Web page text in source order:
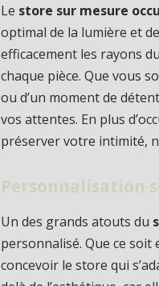
Le store sur mesure
optimal de la lumière et
efficacement les rayons
chaque pièce. Que vous
ou d’un moment de
vos attentes. En plus
préserver votre intimité,
Personnalisation
Un des grands atouts du
personnalisé. Que ce
concevoir le store qui